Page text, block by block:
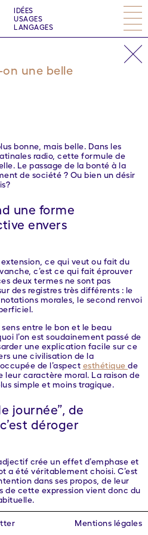
IDÉES
USAGES
LANGAGES
une belle
bonne, mais belle. Dans les
radio, cette formule de
Le passage de la bonté à la
de société ? Ou bien un désir
une forme
envers
ce qui veut ou fait du
c’est ce qui fait éprouver
deux termes ne sont pas
des registres très différents : le
morales, le second renvoi
entre le bon et le beau
l’on est soudainement passé de
une explication facile sur ce
une civilisation de la
de l’aspect esthétique de
leur caractère moral. La raison de
simple et moins tragique.
journée”, de
déroger
crée un effet d’emphase et
a été véritablement choisi. C’est
dans ses propos, de leur
de cette expression vient donc du
signaler d’autre que l’effort
Mentions légales